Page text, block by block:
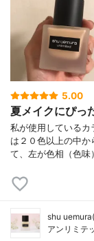
5.00
夏メイクにぴっ
私が使用しているカ
は２０色以上の中
て、左が色相（色
shu
アンリミテ